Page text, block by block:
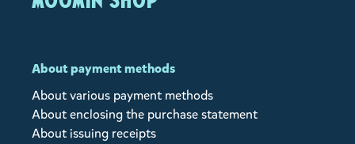
About payment methods
About various payment methods
About enclosing the purchase statement
About issuing receipts